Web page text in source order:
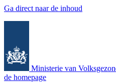
Ga direct naar de inhoud
Ministerie van
de homepage